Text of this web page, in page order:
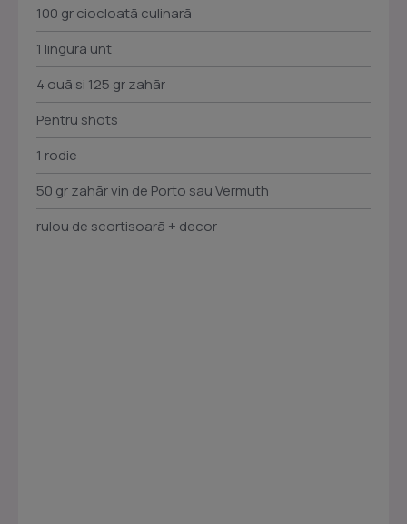
100 gr ciocloatã culinarã
1 lingurã unt
4 ouã si 125 gr zahãr
Pentru shots
1 rodie
50 gr zahãr vin de Porto sau Vermuth
rulou de scortisoarã + decor